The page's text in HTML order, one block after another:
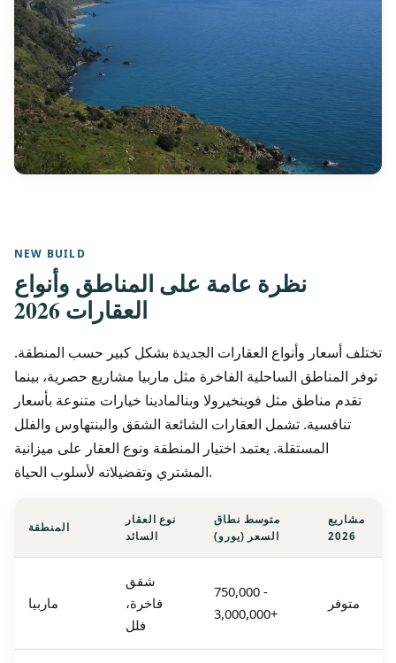
NEW BUILD
نظرة عامة على المناطق وأنواع
العقارات 2026
تختلف أسعار وأنواع العقارات الجديدة بشكل كبير حسب المنطقة.
توفر المناطق الساحلية الفاخرة مثل ماربيا مشاريع حصرية، بينما
تقدم مناطق مثل فوينخيرولا وبنالمادينا خيارات متنوعة بأسعار
تنافسية. تشمل العقارات الشائعة الشقق والبنتهاوس والفلل
المستقلة. يعتمد اختيار المنطقة ونوع العقار على ميزانية
المشتري وتفضيلاته لأسلوب الحياة.
المنطقة
نوع العقار
السائد
متوسط نطاق
السعر (يورو)
مشاريع
2026
ماربيا
شقق
فاخرة،
فلل
750,000 -
3,000,000+
متوفر